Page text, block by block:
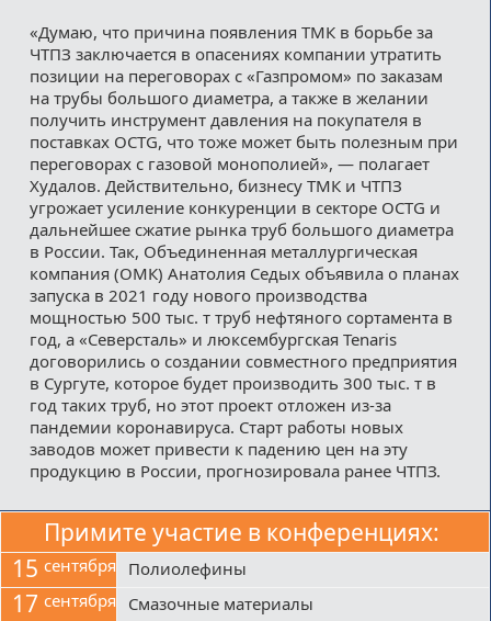
«Думаю, что причина появления ТМК в борьбе за
ЧТПЗ заключается в опасениях компании утратить
позиции на переговорах с «Газпромом» по заказам
на трубы большого диаметра, а также в желании
получить инструмент давления на покупателя в
поставках OCTG, что тоже может быть полезным при
переговорах с газовой монополией», — полагает
Худалов. Действительно, бизнесу ТМК и ЧТПЗ
угрожает усиление конкуренции в секторе OCTG и
дальнейшее сжатие рынка труб большого диаметра
в России. Так, Объединенная металлургическая
компания (ОМК) Анатолия Седых объявила о планах
запуска в 2021 году нового производства
мощностью 500 тыс. т труб нефтяного сортамента в
год, а «Северсталь» и люксембургская Tenaris
договорились о создании совместного предприятия
в Сургуте, которое будет производить 300 тыс. т в
год таких труб, но этот проект отложен из-за
пандемии коронавируса. Старт работы новых
заводов может привести к падению цен на эту
продукцию в России, прогнозировала ранее ЧТПЗ.
Примите участие в конференциях:
15 сентября Полиолефины
17 сентября Смазочные материалы